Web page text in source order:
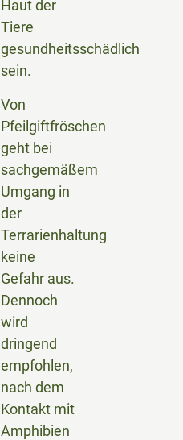
Haut der
Tiere
gesundheitsschädlich
sein.
Von
Pfeilgiftfröschen
geht bei
sachgemäßem
Umgang in
der
Terrarienhaltung
keine
Gefahr aus.
Dennoch
wird
dringend
empfohlen,
nach dem
Kontakt mit
Amphibien